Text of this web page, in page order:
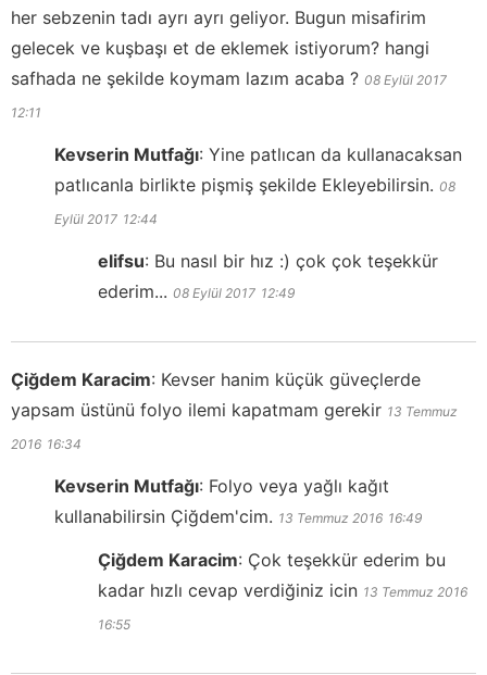
her sebzenin tadı ayrı ayrı geliyor. Bugun misafirim
gelecek ve kuşbaşı et de eklemek istiyorum? hangi
safhada ne şekilde koymam lazım acaba ? 08 Eylül 2017
12:11
Kevserin Mutfağı: Yine patlıcan da kullanacaksan
patlıcanla birlikte pişmiş şekilde Ekleyebilirsin. 08
Eylül 2017 12:44
elifsu: Bu nasıl bir hız :) çok çok teşekkür
ederim... 08 Eylül 2017 12:49
Çiğdem Karacim: Kevser hanim küçük güveçlerde
yapsam üstünü folyo ilemi kapatmam gerekir 13 Temmuz
2016 16:34
Kevserin Mutfağı: Folyo veya yağlı kağıt
kullanabilirsin Çiğdem'cim. 13 Temmuz 2016 16:49
Çiğdem Karacim: Çok teşekkür ederim bu
kadar hızlı cevap verdiğiniz icin 13 Temmuz 2016
16:55